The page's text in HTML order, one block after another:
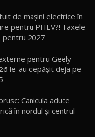
de mașini electrice în
pentru PHEV?! Taxele
pentru 2027
pentru Geely
le-au depășit deja pe
Canicula aduce
în nordul și centrul